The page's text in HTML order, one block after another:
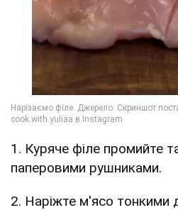
1. Куряче філе промийте
паперовими рушниками.
2. Наріжте м'ясо тонкими